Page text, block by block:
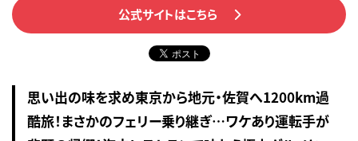
公式サイトはこちら
思い出の味を求め東京から地元・佐賀へ1200km過
酷旅！まさかのフェリー乗り継ぎ…ワケあり運転手が